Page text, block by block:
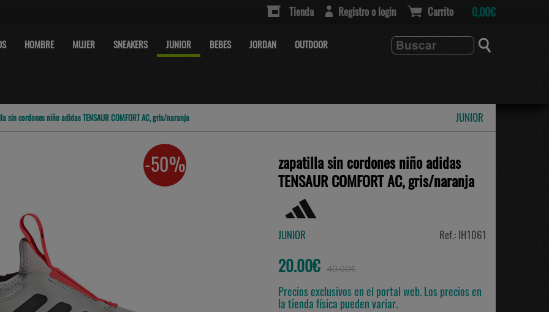
Tienda Registro o login Carrito 0,00€
HOMBRE MUJER SNEAKERS JUNIOR BEBES JORDAN OUTDOOR
sin cordones niño adidas TENSAUR COMFORT AC, gris/naranja JUNIOR
-50%
zapatilla sin cordones niño adidas
TENSAUR COMFORT AC, gris/naranja
JUNIOR Ref.: IH1061
20.00€ 40.00€
Precios exclusivos en el portal web. Los precios en
la tienda física pueden variar.